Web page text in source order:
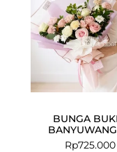
BUNGA
Rp725.000